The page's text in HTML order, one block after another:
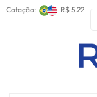
Cotação: R$ 5.22